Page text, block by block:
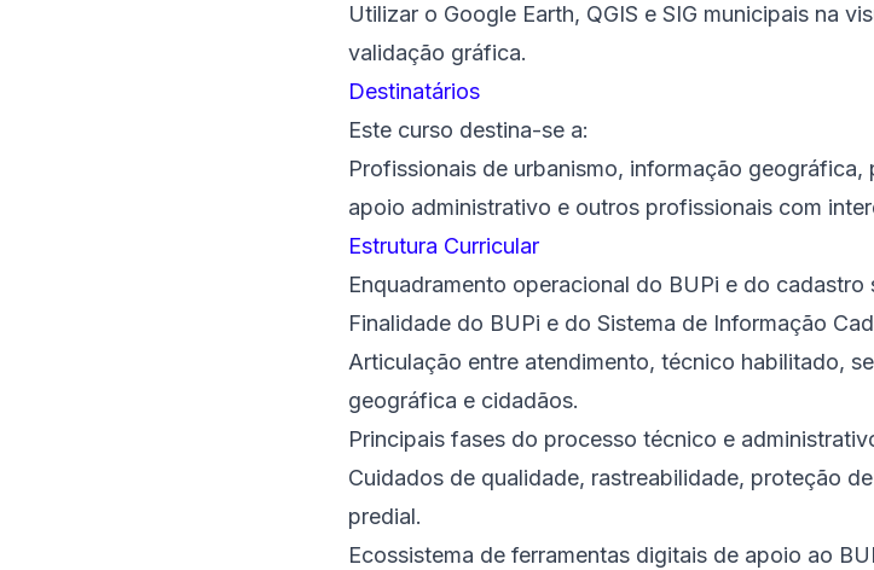
Utilizar o Google Earth, QGIS e SIG municipais na
validação gráfica.
Destinatários
Este curso destina-se a:
Profissionais de urbanismo, informação
apoio administrativo e outros profissionais com
Estrutura Curricular
Enquadramento operacional do BUPi e do cadastro
Finalidade do BUPi e do Sistema de Informação
Articulação entre atendimento, técnico habilitado,
geográfica e cidadãos.
Principais fases do processo técnico e
Cuidados de qualidade, rastreabilidade, proteção
predial.
Ecossistema de ferramentas digitais de apoio ao